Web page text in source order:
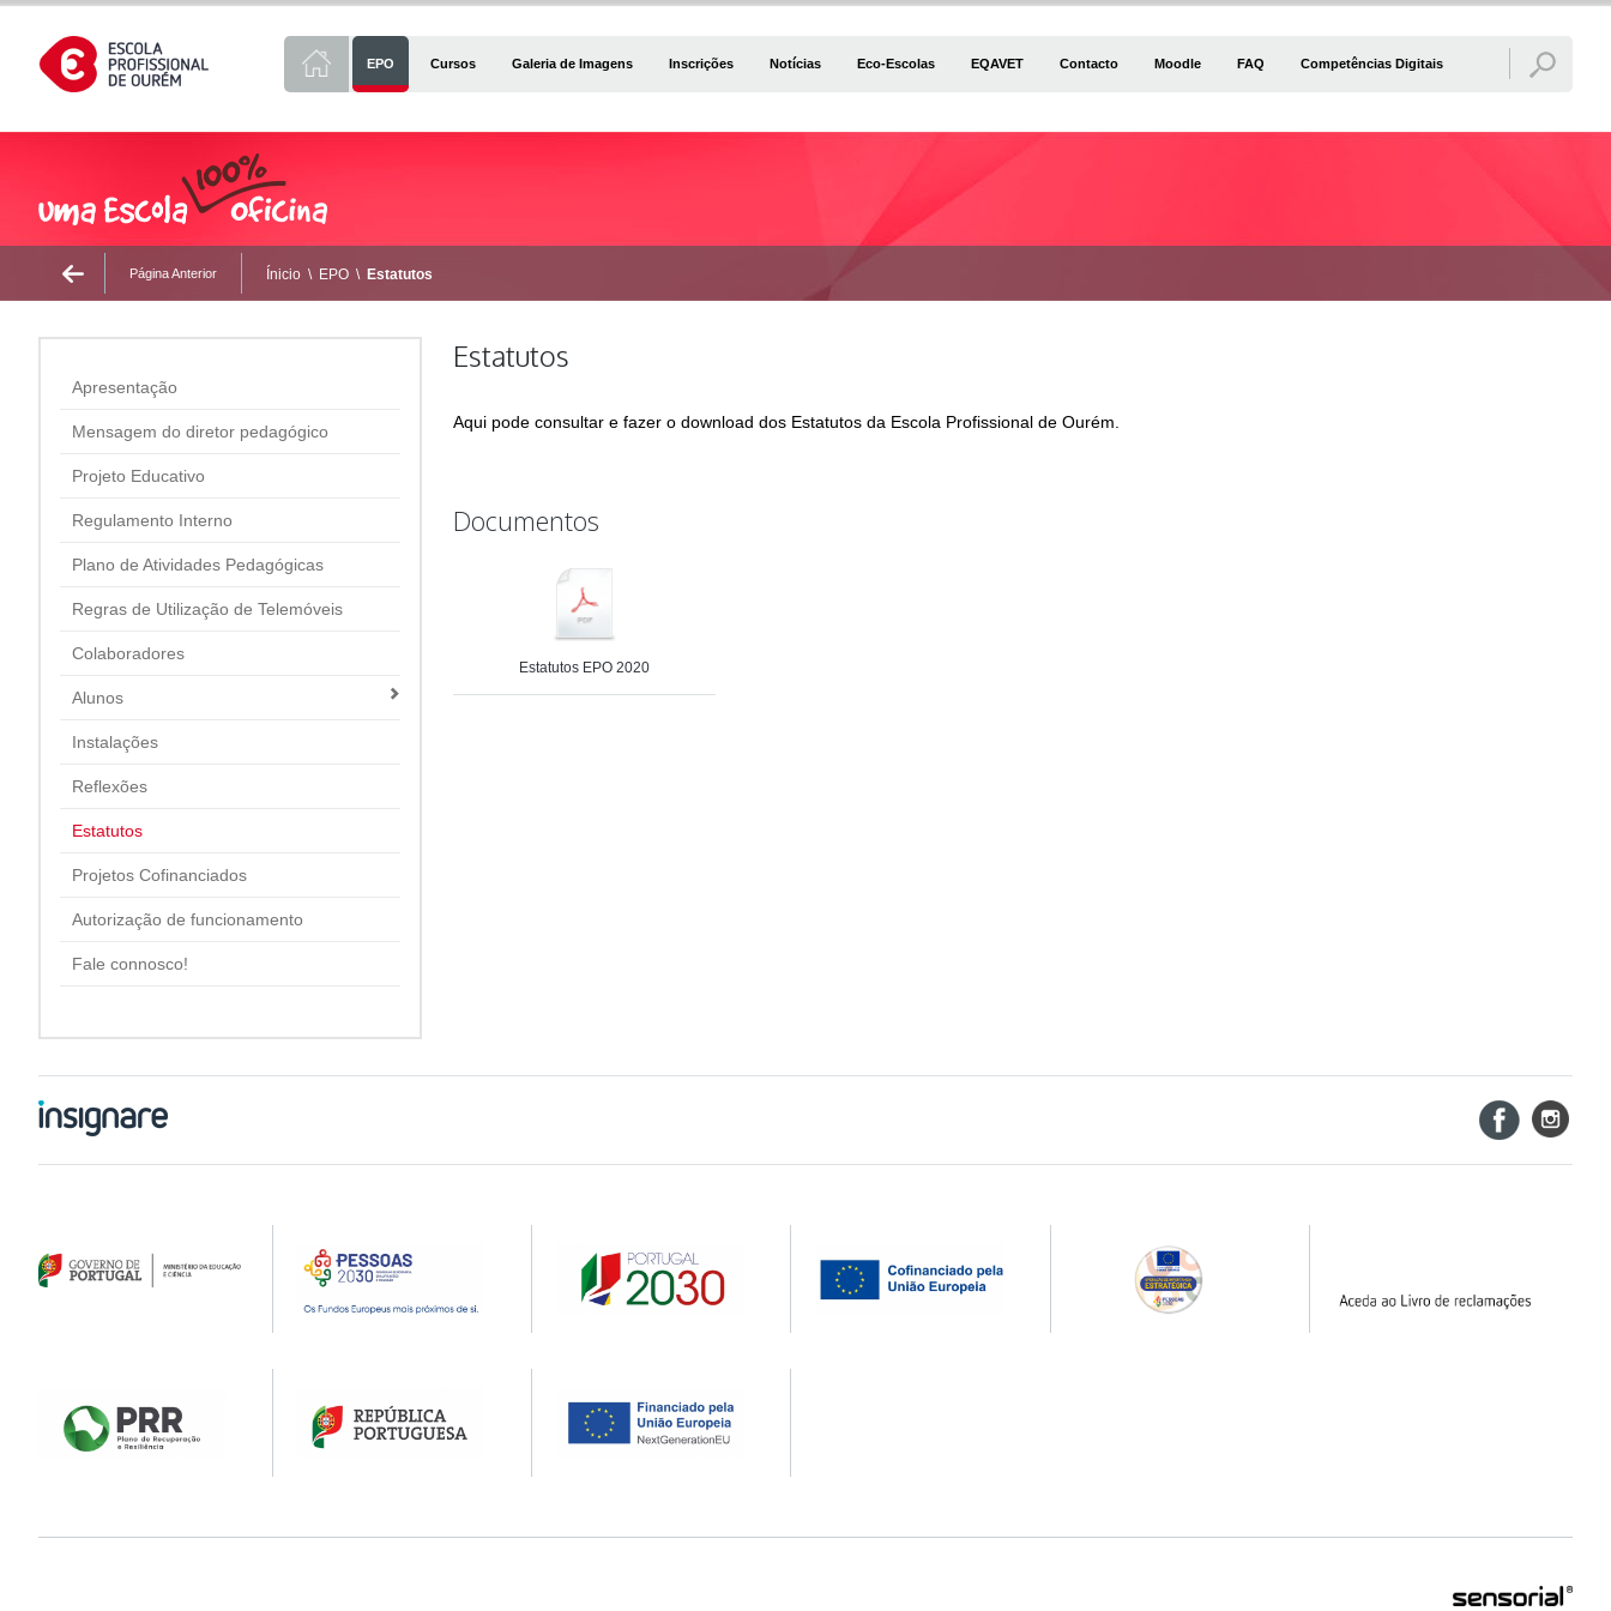
EPO Cursos Galeria de Imagens Inscrições Notícias Eco-Escolas EQAVET Contacto Moodle FAQ Competências Digitais
Página Anterior Ínicio \ EPO \ Estatutos
Apresentação
Mensagem do diretor pedagógico
Projeto Educativo
Regulamento Interno
Plano de Atividades Pedagógicas
Regras de Utilização de Telemóveis
Colaboradores
Alunos
Instalações
Reflexões
Estatutos
Projetos Cofinanciados
Autorização de funcionamento
Fale connosco!
Estatutos
Aqui pode consultar e fazer o download dos Estatutos da Escola Profissional de Ourém.
Documentos
Estatutos EPO 2020